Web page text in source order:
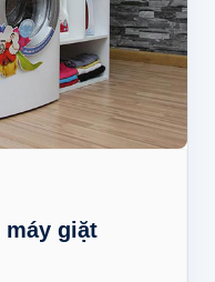
máy giặt